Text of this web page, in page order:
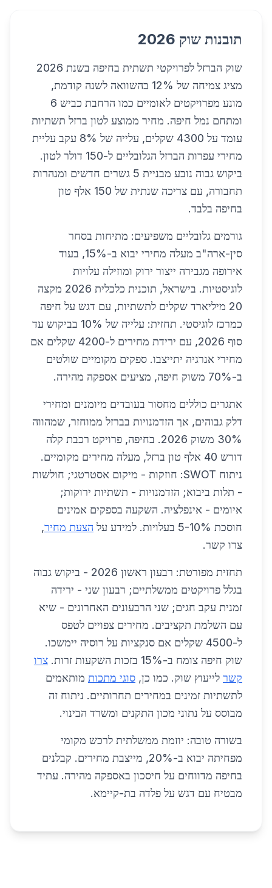
תובנות שוק 2026
שוק הברזל לפרויקטי תשתית בחיפה בשנת 2026
מציג צמיחה של 12% בהשוואה לשנה קודמת,
מונע מפרויקטים לאומיים כמו הרחבת כביש 6
ומתחם נמל חיפה. מחיר ממוצע לטון ברזל תשתיות
עומד על 4300 שקלים, עלייה של 8% עקב עליית
מחירי עפרות הברזל הגלובליים ל-150 דולר לטון.
ביקוש גבוה נובע מבניית 5 גשרים חדשים ומנהרות
תחבורה, עם צריכה שנתית של 150 אלף טון
בחיפה בלבד.
גורמים גלובליים משפיעים: מתיחות בסחר
סין-ארה"ב מעלה מחירי יבוא ב-15%, בעוד
אירופה מגבירה ייצור ירוק ומוזילה עלויות
לוגיסטיות. בישראל, תוכנית כלכלית 2026 מקצה
20 מיליארד שקלים לתשתיות, עם דגש על חיפה
כמרכז לוגיסטי. תחזית: עלייה של 10% בביקוש עד
סוף 2026, עם ירידת מחירים ל-4200 שקלים אם
מחירי אנרגיה יתייצבו. ספקים מקומיים שולטים
ב-70% משוק חיפה, מציעים אספקה מהירה.
אתגרים כוללים מחסור בעובדים מיומנים ומחירי
דלק גבוהים, אך הזדמנויות בברזל ממוחזר, שמהווה
30% משוק 2026. בחיפה, פרויקט רכבת קלה
דורש 40 אלף טון ברזל, מעלה מחירים מקומיים.
ניתוח SWOT: חוזקות - מיקום אסטרטגי; חולשות
- תלות ביבוא; הזדמנויות - תשתיות ירוקות;
איומים - אינפלציה. השקעה בספקים אמינים
חוסכת 5-10% בעלויות. למידע על
הצעת מחיר,
צרו קשר.
תחזית מפורטת: רבעון ראשון 2026 - ביקוש גבוה
בגלל פרויקטים ממשלתיים; רבעון שני - ירידה
זמנית עקב חגים; שני הרבעונים האחרונים - שיא
עם השלמת תקציבים. מחירים צפויים לטפס
ל-4500 שקלים אם סנקציות על רוסיה יימשכו.
שוק חיפה צומח ב-15% בזכות השקעות זרות.
צרו
קשר לייעוץ שוק. כמו כן, סוגי מתכות מותאמים
לתשתיות זמינים במחירים תחרותיים. ניתוח זה
מבוסס על נתוני מכון התקנים ומשרד הבינוי.
בשורה טובה: יוזמת ממשלתית לרכש מקומי
מפחיתה יבוא ב-20%, מייצבת מחירים. קבלנים
בחיפה מדווחים על חיסכון באספקה מהירה. עתיד
מבטיח עם דגש על פלדה בת-קיימא.